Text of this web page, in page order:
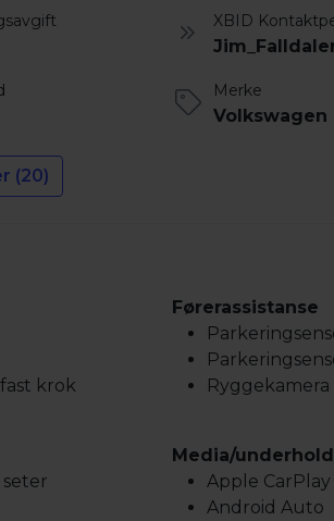
XBID
Merke
Volkswagen
(20)
krok
Førerassistanse
Ryggekamera
Media/
Apple CarPlay
Android Auto